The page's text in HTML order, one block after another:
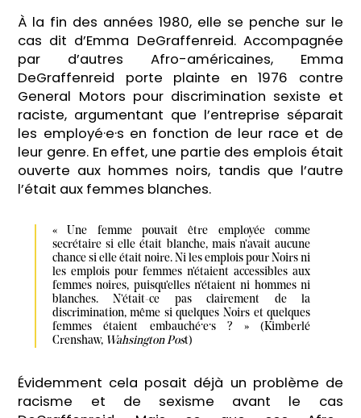
À la fin des années 1980, elle se penche sur le
cas dit d’Emma DeGraffenreid. Accompagnée
par d’autres Afro-américaines, Emma
DeGraffenreid porte plainte en 1976 contre
General Motors pour discrimination sexiste et
raciste, argumentant que l’entreprise séparait
les employé·e·s en fonction de leur race et de
leur genre. En effet, une partie des emplois était
ouverte aux hommes noirs, tandis que l’autre
l’était aux femmes blanches.
« Une femme pouvait être employée comme
secrétaire si elle était blanche, mais n'avait aucune
chance si elle était noire. Ni les emplois pour Noirs ni
les emplois pour femmes n'étaient accessibles aux
femmes noires, puisqu'elles n'étaient ni hommes ni
blanches. N'était-ce pas clairement de la
discrimination, même si quelques Noirs et quelques
femmes étaient embauché·e·s ? » (Kimberlé
Crenshaw, Wahsington Post)
Évidemment cela posait déjà un problème de
racisme et de sexisme avant le cas